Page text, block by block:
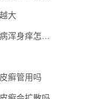
大
痒怎么办
癣管用吗